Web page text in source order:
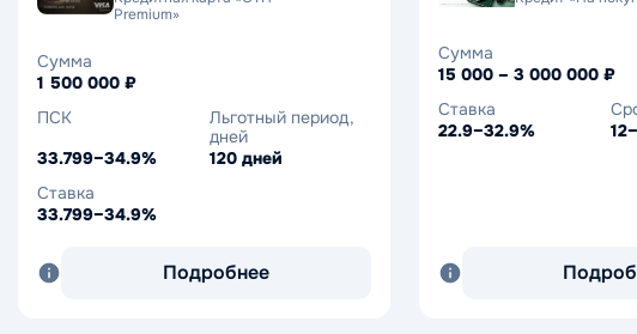
Premium»
Сумма
1 500 000 ₽
ПСК
33.799–34.9%
Льготный период,
дней
120 дней
Ставка
33.799–34.9%
Подробнее
Сумма
15 000 – 3 000 000 ₽
Ставка
22.9–32.9%